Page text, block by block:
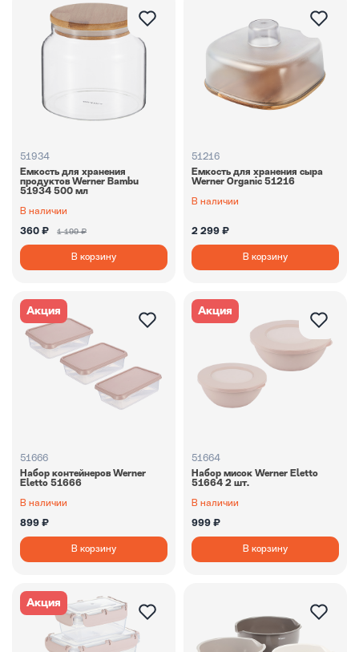
51934
Емкость для хранения
продуктов Werner Bambu
51934 500 мл
В наличии
360 ₽ 1 199 ₽
В корзину
51216
Емкость для хранения сыра
Werner Organic 51216
В наличии
2 299 ₽
В корзину
Акция
51666
Набор контейнеров Werner
Eletto 51666
В наличии
899 ₽
В корзину
Акция
51664
Набор мисок Werner Eletto
51664 2 шт.
В наличии
999 ₽
В корзину
Акция